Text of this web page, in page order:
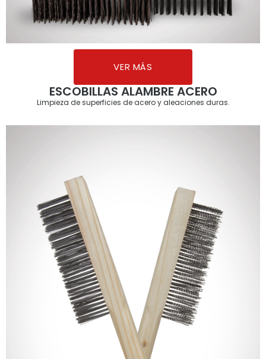
VER MÁS
ESCOBILLAS ALAMBRE ACERO
Limpieza de superficies de acero y aleaciones duras.